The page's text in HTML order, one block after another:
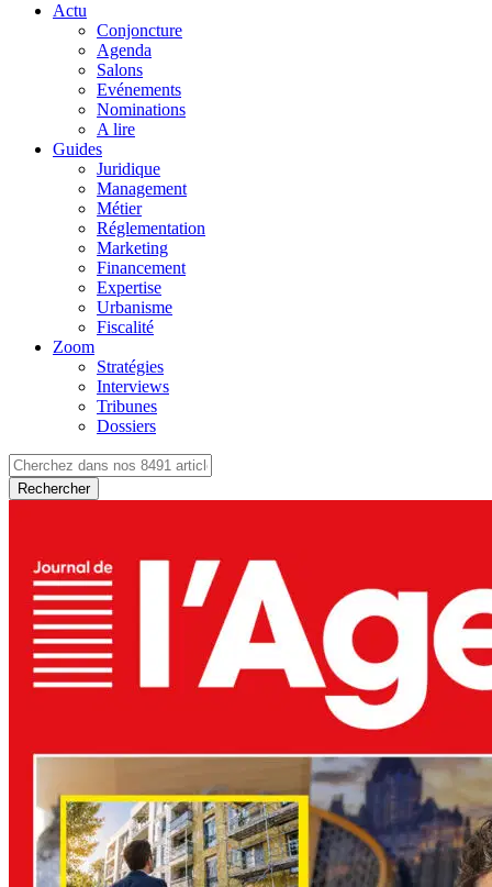
Actu
Conjoncture
Agenda
Salons
Evénements
Nominations
A lire
Guides
Juridique
Management
Métier
Réglementation
Marketing
Financement
Expertise
Urbanisme
Fiscalité
Zoom
Stratégies
Interviews
Tribunes
Dossiers
Rechercher